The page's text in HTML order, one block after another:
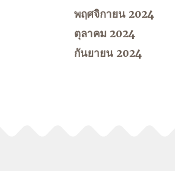
พฤศจิกายน 2024
ตุลาคม 2024
กันยายน 2024